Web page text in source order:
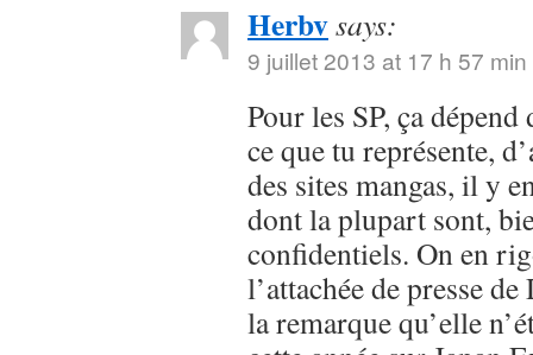
Herbvsays:
9 juillet 2013 at 17 h 57 min
Pour les SP, ça
ce que tu représente,
des sites mangas, il y
dont la plupart sont,
confidentiels. On en
l’attachée de presse
la remarque qu’elle